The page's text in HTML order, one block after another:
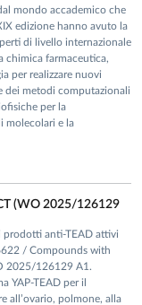
mondo accademico che
edizione hanno avuto la
di livello internazionale
chimica farmaceutica,
per realizzare nuovi
dei metodi computazionali
per la
molecolari e la
(WO 2025/126129
anti-TEAD attivi
/ Compounds with
2025/126129 A1.
YAP-TEAD per il
all’ovario, polmone, alla